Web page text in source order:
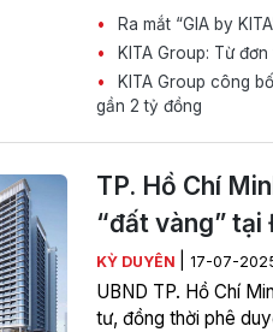
sang các lĩnh vực
riêng bất động sản,
Ra mắt “GIA by
KITA Group: Từ
KITA Group công
gần 2 tỷ đồng
TP. Hồ Chí
“đất vàng” tại
KỲ DUYÊN 17-07-
UBND TP. Hồ Chí
tư, đồng thời phê